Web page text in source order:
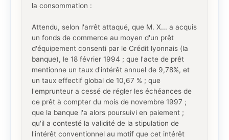
la consommation :
Attendu, selon l'arrêt attaqué, que M. X... a acquis
un fonds de commerce au moyen d'un prêt
d'équipement consenti par le Crédit lyonnais (la
banque), le 18 février 1994 ; que l'acte de prêt
mentionne un taux d'intérêt annuel de 9,78%, et
un taux effectif global de 10,67 % ; que
l'emprunteur a cessé de régler les échéances de
ce prêt à compter du mois de novembre 1997 ;
que la banque l'a alors poursuivi en paiement ;
qu'il a contesté la validité de la stipulation de
l'intérêt conventionnel au motif que cet intérêt